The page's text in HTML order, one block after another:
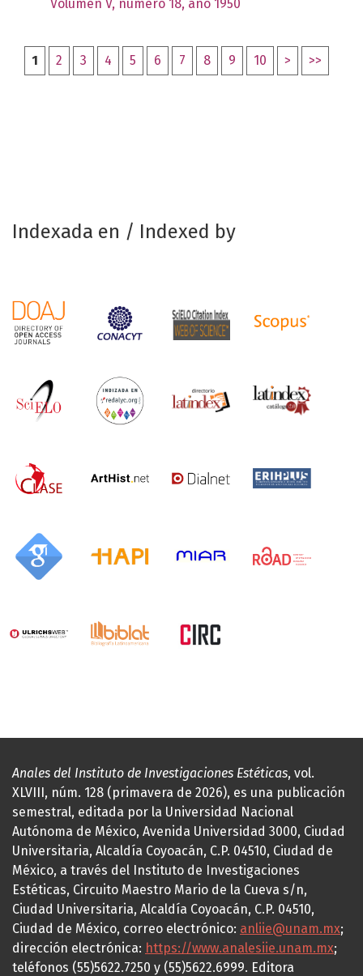
Volumen V, número 18, año 1950
1 2 3 4 5 6 7 8 9 10 > >>
Indexada en / Indexed by
Anales del Instituto de Investigaciones Estéticas, vol.
XLVIII, núm. 128 (primavera de 2026), es una publicación
semestral, editada por la Universidad Nacional
Autónoma de México, Avenida Universidad 3000, Ciudad
Universitaria, Alcaldía Coyoacán, C.P. 04510, Ciudad de
México, a través del Instituto de Investigaciones
Estéticas, Circuito Maestro Mario de la Cueva s/n,
Ciudad Universitaria, Alcaldía Coyoacán, C.P. 04510,
Ciudad de México, correo electrónico: anliie@unam.mx;
dirección electrónica: https://www.analesiie.unam.mx;
teléfonos (55)5622.7250 y (55)5622.6999. Editora